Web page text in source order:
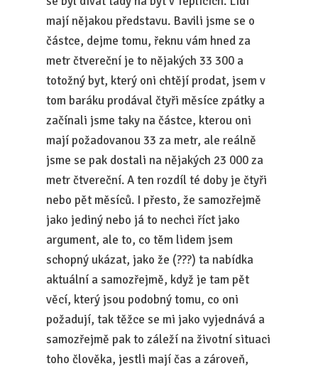
mají nějakou představu. Bavili jsme se o
částce, dejme tomu, řeknu vám hned za
metr čtvereční je to nějakých 33 300 a
totožný byt, který oni chtějí prodat, jsem v
tom baráku prodával čtyři měsíce zpátky a
začínali jsme taky na částce, kterou oni
mají požadovanou 33 za metr, ale reálně
jsme se pak dostali na nějakých 23 000 za
metr čtvereční. A ten rozdíl té doby je čtyři
nebo pět měsíců. I přesto, že samozřejmě
jako jediný nebo já to nechci říct jako
argument, ale to, co těm lidem jsem
schopný ukázat, jako že (???) ta nabídka
aktuální a samozřejmě, když je tam pět
věcí, který jsou podobný tomu, co oni
požadují, tak těžce se mi jako vyjednává a
samozřejmě pak to záleží na životní situaci
toho člověka, jestli mají čas a zároveň,